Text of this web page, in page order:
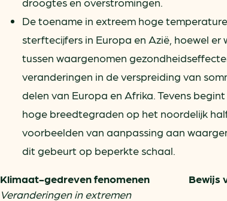
De toename in extreem hoge
sterftecijfers in Europa en Azië, hoewel
tussen waargenomen
veranderingen in de verspreiding van
delen van Europa en Afrika. Tevens
hoge breedtegraden op het noordelijk
voorbeelden van aanpassing aan
dit gebeurt op beperkte schaal.
Klimaat-gedreven fenomenen
Bewijs
Veranderingen in extremen